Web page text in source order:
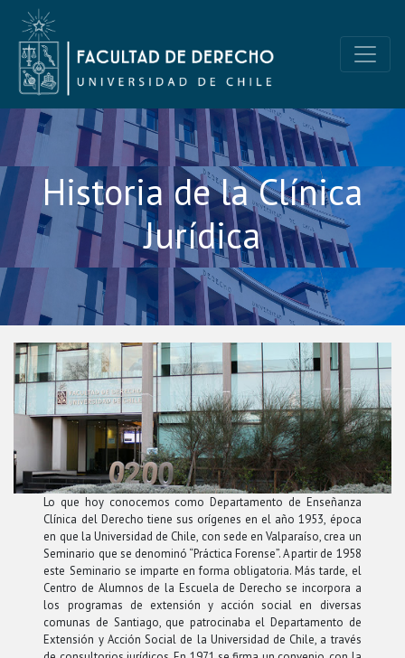
content
Clínica Jurídica UChile
Clínica Jurídica de la Facultad de Derecho de la Universidad de
Historia de la Clínica
Jurídica
Lo que hoy conocemos como Departamento de Enseñanza
Clínica del Derecho tiene sus orígenes en el año 1953, época
en que la Universidad de Chile, con sede en Valparaíso, crea un
Seminario que se denominó “Práctica Forense”. A partir de 1958
este Seminario se imparte en forma obligatoria. Más tarde, el
Centro de Alumnos de la Escuela de Derecho se incorpora a
los programas de extensión y acción social en diversas
comunas de Santiago, que patrocinaba el Departamento de
Extensión y Acción Social de la Universidad de Chile, a través